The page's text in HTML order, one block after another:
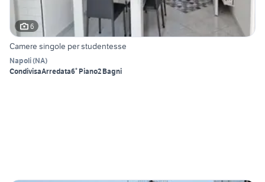
6
Camere singole per studentesse
Napoli(NA)
CondivisaArredata6° Piano2 Bagni